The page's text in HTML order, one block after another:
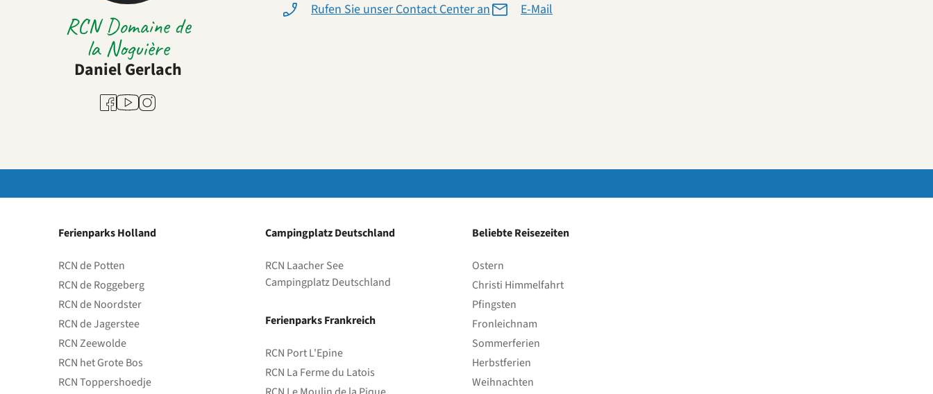
RCN Domaine de
la Noguière
Daniel Gerlach
Facebook
YoutubeInstagram
Rufen Sie unser Contact Center an E-Mail
Ferienparks Holland
RCN de Potten
RCN de Roggeberg
RCN de Noordster
RCN de Jagerstee
RCN Zeewolde
RCN het Grote Bos
RCN Toppershoedje
Campingplatz Deutschland
RCN Laacher See
Campingplatz Deutschland
Ferienparks Frankreich
RCN Port L'Epine
RCN La Ferme du Latois
Beliebte Reisezeiten
Ostern
Christi Himmelfahrt
Pfingsten
Fronleichnam
Sommerferien
Herbstferien
Weihnachten